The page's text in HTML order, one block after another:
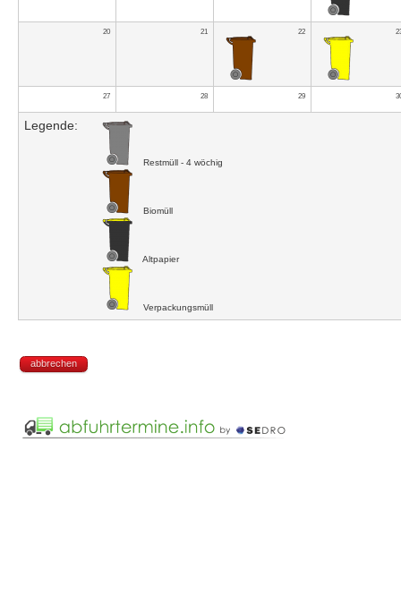
20 21 22
27 28 29
Legende:
Restmüll - 4 wöchig
Biomüll
Altpapier
Verpackungsmüll
abbrechen